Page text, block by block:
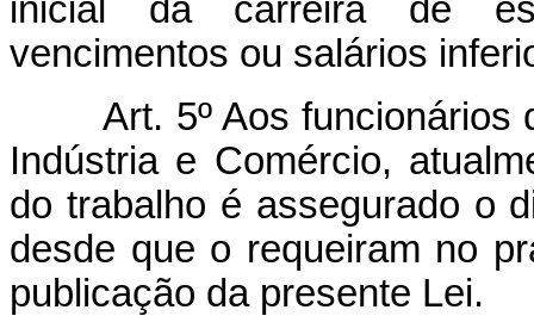
inicial da carreira de
vencimentos ou salários
Art. 5º Aos funcionários
Indústria e Comércio,
do trabalho é assegurado o
desde que o requeiram no
publicação da presente Lei.